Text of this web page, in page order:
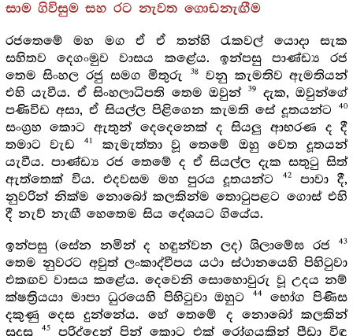
සාම ගිවිසුම සහ රට නැවත ගොඩනැඟීම
රජතෙමේ මහ මග ඒ ඒ තන්හි රැකවල් යොදා සැක
සහිතව දෙගංමුව වාසය කළේය. ඉන්පසු පාණ්ඩ්‍ය රජ
තෙම සිංහල රජු සමග මිතුරු
38වනු කැමතිව ඇමතියන්
එහි යැවීය. ඒ සිංහලාධිපති තෙම ඔවුන්
39
දැක, ඔවුන්ගේ
පණිවිඩ අසා, ඒ සියල්ල පිළිගෙන කැමති සේ දූතයන්ට
40
සංග්‍රහ කොට ඇතුන් දෙදෙනෙක් ද සියලු ආභරණ ද දී
තමාට වැඩ
41
කැමැත්තා වූ තෙමේ ඔහු වෙත දූතයන්
යැවීය. පාණ්ඩ්‍ය රජ තෙමේ ද ඒ සියල්ල දැක සතුටු සිත්
ඇත්තෙක් විය. එදවසම මහ පුරය දූතයන්ට
42
පාවා දී,
නුවරින් නික්ම නොබෝ කලකින්ම තොටුපළට ගොස් එහි
දී නැව් නැඟී හෙතෙම සිය දේශයට ගියේය.
ඉන්පසු (සේන නමින් ද හඳුන්වන ලද) ශිලාමේඝ රජ 43
තෙම නුවරට අවුත් ලංකාද්වීපය යථා ස්ථානයෙහි පිහිටුවා
එකඟව වාසය කළේය. දෙවෙනි සොහොවුරු වූ උදය නම්
ක්ෂත්‍රියයා මාපා ධුරයෙහි පිහිටුවා ඔහුට
44
භෝග පිණිස
දකුණු දෙස දුන්නේය. හේ තෙමේ ද නොබෝ කලකින්
සුදුසු
45පරිද්දෙන් පින් කොට එක් රෝගයකින් පීඩා විඳ